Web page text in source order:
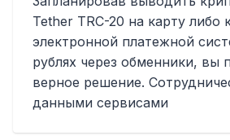
Tether TRC-20 на карту либо
электронной платежной
рублях через обменники, вы
верное решение.
данными сервисами